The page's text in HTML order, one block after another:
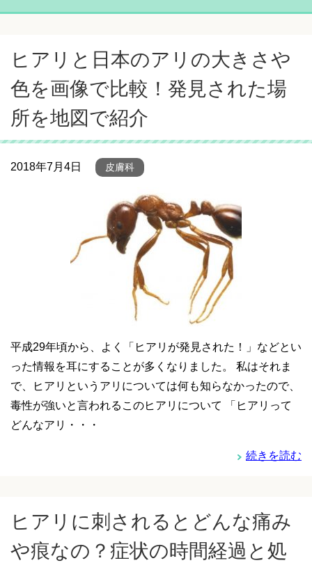
ヒアリと日本のアリの大きさや
色を画像で比較！発見された場
所を地図で紹介
2018年7月4日 皮膚科
平成29年頃から、よく「ヒアリが発見された！」などとい
った情報を耳にすることが多くなりました。 私はそれま
で、ヒアリというアリについては何も知らなかったので、
毒性が強いと言われるこのヒアリについて 「ヒアリって
どんなアリ・・・
続きを読む
ヒアリに刺されるとどんな痛み
や痕なの？症状の時間経過と処